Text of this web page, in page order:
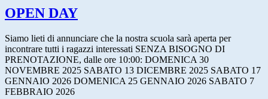
OPEN DAY
Siamo lieti di annunciare che la nostra scuola sarà aperta per
incontrare tutti i ragazzi interessati SENZA BISOGNO DI
PRENOTAZIONE, dalle ore 10:00: DOMENICA 30
NOVEMBRE 2025 SABATO 13 DICEMBRE 2025 SABATO 17
GENNAIO 2026 DOMENICA 25 GENNAIO 2026 SABATO 7
FEBBRAIO 2026